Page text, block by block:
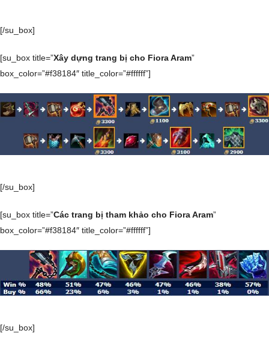
[/su_box]
[su_box title=”Xây dựng trang bị cho Fiora Aram”
box_color=”#f38184″ title_color=”#ffffff”]
[/su_box]
[su_box title=”Các trang bị tham khảo cho Fiora Aram”
box_color=”#f38184″ title_color=”#ffffff”]
[/su_box]